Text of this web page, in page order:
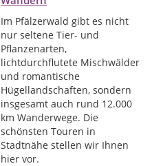
Im Pfälzerwald gibt es nicht
nur seltene Tier- und
Pflanzenarten,
lichtdurchflutete Mischwälder
und romantische
Hügellandschaften, sondern
insgesamt auch rund 12.000
km Wanderwege. Die
schönsten Touren in
Stadtnähe stellen wir Ihnen
hier vor.